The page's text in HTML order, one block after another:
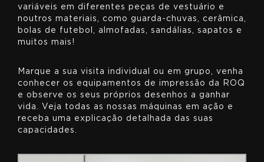
variáveis em diferentes peças de vestuário e
noutros materiais, como guarda-chuvas, cerâmica,
bolas de futebol, almofadas, sandálias, sapatos e
muitos mais!
Marque a sua visita individual ou em grupo, venha
conhecer os equipamentos de impressão da ROQ
e observe os seus próprios desenhos a ganhar
vida. Veja todas as nossas máquinas em ação e
receba uma explicação detalhada das suas
capacidades.